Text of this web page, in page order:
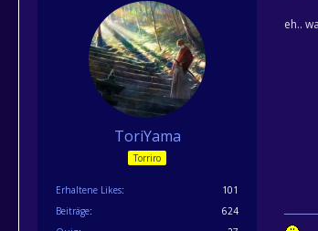
ToriYama
Torriro
Erhaltene Likes
101
Beiträge
624
eh..